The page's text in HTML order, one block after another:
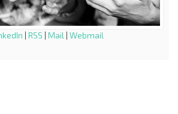
| RSS | Mail | Webmail